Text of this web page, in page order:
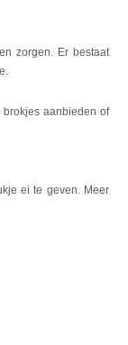
zorgen. Er bestaat
brokjes aanbieden of
ei te geven. Meer